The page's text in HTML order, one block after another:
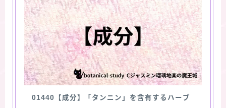
01440【成分】「タンニン」を含有するハーブ